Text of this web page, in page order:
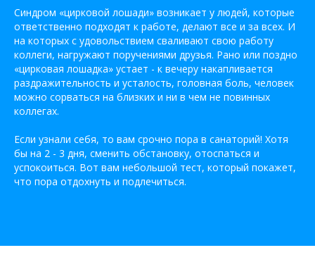
Синдром «цирковой лошади» возникает у людей, которые
ответственно подходят к работе, делают все и за всех. И
на которых с удовольствием сваливают свою работу
коллеги, нагружают поручениями друзья. Рано или поздно
«цирковая лошадка» устает - к вечеру накапливается
раздражительность и усталость, головная боль, человек
можно сорваться на близких и ни в чем не повинных
коллегах.
Если узнали себя, то вам срочно пора в санаторий! Хотя
бы на 2 - 3 дня, сменить обстановку, отоспаться и
успокоиться. Вот вам небольшой тест, который покажет,
что пора отдохнуть и подлечиться.